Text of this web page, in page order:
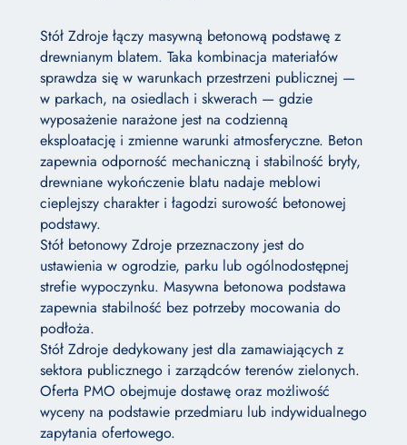
Stół Zdroje łączy masywną betonową podstawę z
drewnianym blatem. Taka kombinacja materiałów
sprawdza się w warunkach przestrzeni publicznej —
w parkach, na osiedlach i skwerach — gdzie
wyposażenie narażone jest na codzienną
eksploatację i zmienne warunki atmosferyczne. Beton
zapewnia odporność mechaniczną i stabilność bryły,
drewniane wykończenie blatu nadaje meblowi
cieplejszy charakter i łagodzi surowość betonowej
podstawy.
Stół betonowy Zdroje przeznaczony jest do
ustawienia w ogrodzie, parku lub ogólnodostępnej
strefie wypoczynku. Masywna betonowa podstawa
zapewnia stabilność bez potrzeby mocowania do
podłoża.
Stół Zdroje dedykowany jest dla zamawiających z
sektora publicznego i zarządców terenów zielonych.
Oferta PMO obejmuje dostawę oraz możliwość
wyceny na podstawie przedmiaru lub indywidualnego
zapytania ofertowego.